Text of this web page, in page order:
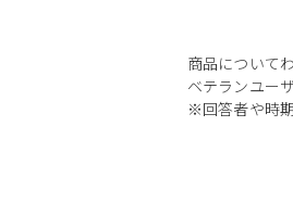
商品について
ベテランユー
※回答者や時